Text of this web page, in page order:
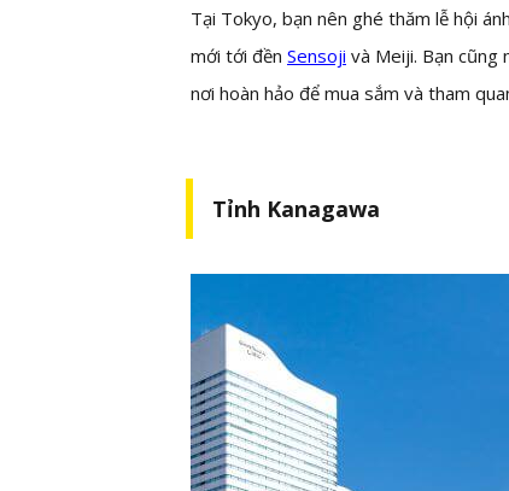
Tại Tokyo, bạn nên ghé thăm lễ hội
mới tới đền Sensoji và Meiji. Bạn cũng
nơi hoàn hảo để mua sắm và tham
Tỉnh Kanagawa